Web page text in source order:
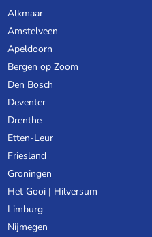
Alkmaar
Amstelveen
Apeldoorn
Bergen op Zoom
Den Bosch
Deventer
Drenthe
Etten-Leur
Friesland
Groningen
Het Gooi | Hilversum
Limburg
Nijmegen